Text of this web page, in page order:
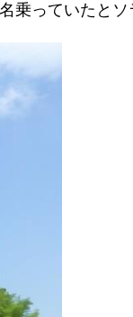
っていたとソ